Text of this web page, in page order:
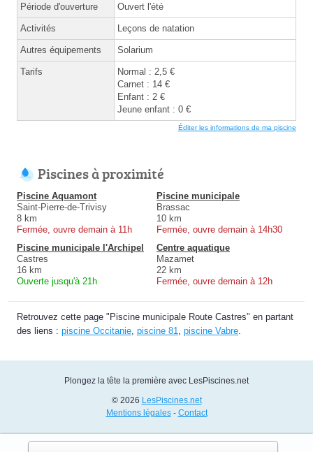
Période d'ouverture Ouvert l'été
Activités Leçons de natation
Autres équipements Solarium
Tarifs
Normal : 2,5 €
Carnet : 14 €
Enfant : 2 €
Jeune enfant : 0 €
Éditer les informations de ma piscine
Piscines à proximité
Piscine Aquamont
Saint-Pierre-de-Trivisy
8 km
Fermée, ouvre demain à 11h
Piscine municipale
Brassac
10 km
Fermée, ouvre demain à 14h30
Piscine municipale l'Archipel
Castres
16 km
Ouverte jusqu'à 21h
Centre aquatique
Mazamet
22 km
Fermée, ouvre demain à 12h
Retrouvez cette page "Piscine municipale Route Castres" en partant
des liens : piscine Occitanie piscine 81 piscine Vabre
Plongez la tête la première avec LesPiscines.net
© 2026 LesPiscines.net
Mentions légales- Contact